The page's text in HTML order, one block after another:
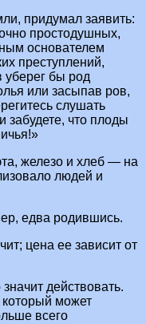
придумал заявить:
простодушных,
основателем
преступлений,
уберег бы род
или засыпав ров,
слушать
забудете, что плоды
железо и хлеб — на
людей и
едва родившись.
цена ее зависит от
действовать.
который может
всего